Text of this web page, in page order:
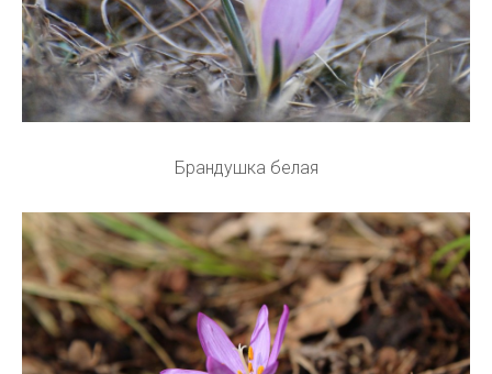
Брандушка белая